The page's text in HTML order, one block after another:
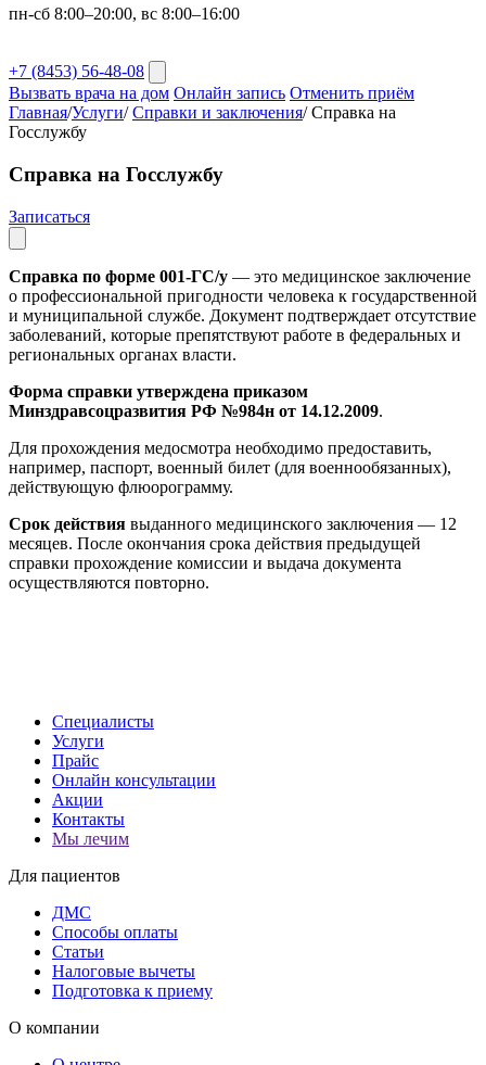
пн-сб 8:00–20:00, вс 8:00–16:00
+7 (8453) 56-48-08
Вызвать врача на дом Онлайн запись Отменить приём
Главная/Услуги/ Справки и заключения/ Справка на
Госслужбу
Справка на Госслужбу
Записаться
Справка по форме 001-ГС/у — это медицинское заключение
о профессиональной пригодности человека к государственной
и муниципальной службе. Документ подтверждает отсутствие
заболеваний, которые препятствуют работе в федеральных и
региональных органах власти.
Форма справки утверждена приказом
Минздравсоцразвития РФ №984н от 14.12.2009.
Для прохождения медосмотра необходимо предоставить,
например, паспорт, военный билет (для военнообязанных),
действующую флюорограмму.
Срок действия выданного медицинского заключения — 12
месяцев. После окончания срока действия предыдущей
справки прохождение комиссии и выдача документа
осуществляются повторно.
Специалисты
Услуги
Прайс
Онлайн консультации
Акции
Контакты
Мы лечим
Для пациентов
ДМС
Способы оплаты
Статьи
Налоговые вычеты
Подготовка к приему
О компании